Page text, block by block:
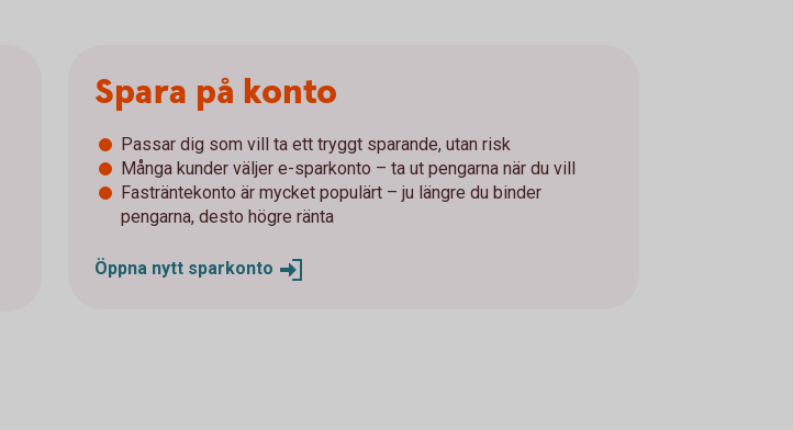
Spara på konto
Passar dig som vill ta ett tryggt sparande, utan risk
Många kunder väljer e-sparkonto – ta ut pengarna när du vill
Fasträntekonto är mycket populärt – ju längre du binder
pengarna, desto högre ränta
Öppna nytt sparkonto